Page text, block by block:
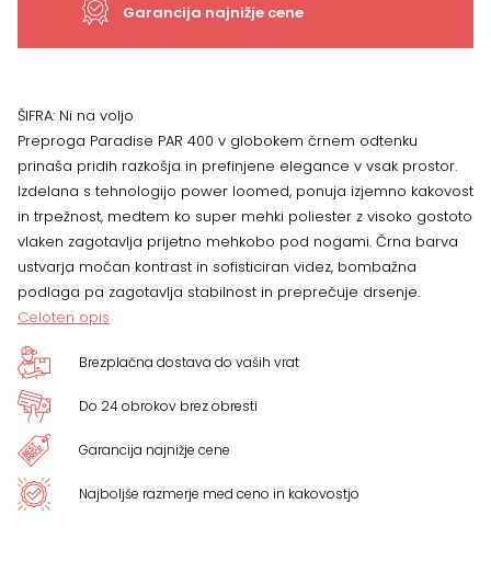
black,
več
dimenzij
količina
Garancija najnižje cene
ŠIFRA: Ni na voljo
Preproga Paradise PAR 400 v globokem črnem odtenku
prinaša pridih razkošja in prefinjene elegance v vsak prostor.
Izdelana s tehnologijo power loomed, ponuja izjemno kakovost
in trpežnost, medtem ko super mehki poliester z visoko gostoto
vlaken zagotavlja prijetno mehkobo pod nogami. Črna barva
ustvarja močan kontrast in sofisticiran videz, bombažna
podlaga pa zagotavlja stabilnost in preprečuje drsenje.
Celoten opis
Brezplačna dostava do vaših vrat
Do 24 obrokov brez obresti
Garancija najnižje cene
Najboljše razmerje med ceno in kakovostjo